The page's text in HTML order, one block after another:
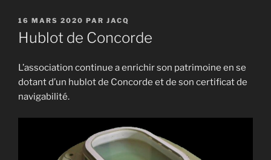
PUBLIÉ
LE
16 MARS 2020 PAR JACQ
Hublot de Concorde
L’association continue a enrichir son patrimoine en se
dotant d’un hublot de Concorde et de son certificat de
navigabilité.